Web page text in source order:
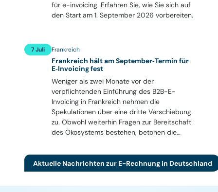
für e-invoicing. Erfahren Sie, wie Sie sich auf
den Start am 1. September 2026 vorbereiten.
7 Juli Frankreich
Frankreich hält am September‑Termin für
E‑Invoicing fest
Weniger als zwei Monate vor der
verpflichtenden Einführung des B2B-E-
Invoicing in Frankreich nehmen die
Spekulationen über eine dritte Verschiebung
zu. Obwohl weiterhin Fragen zur Bereitschaft
des Ökosystems bestehen, betonen die…
Aktuelle Nachrichten zur E-Rechnung in Deutschland